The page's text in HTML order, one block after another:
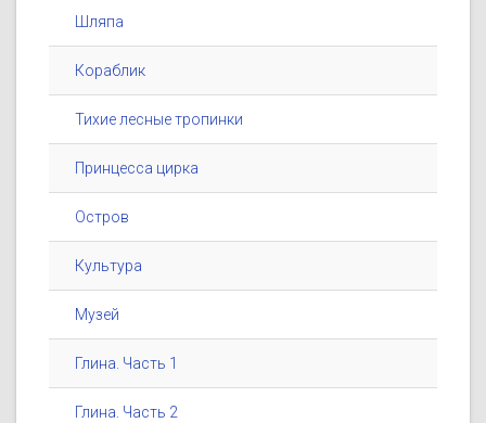
Шляпа
Кораблик
Тихие лесные тропинки
Принцесса цирка
Остров
Культура
Музей
Глина. Часть 1
Глина. Часть 2